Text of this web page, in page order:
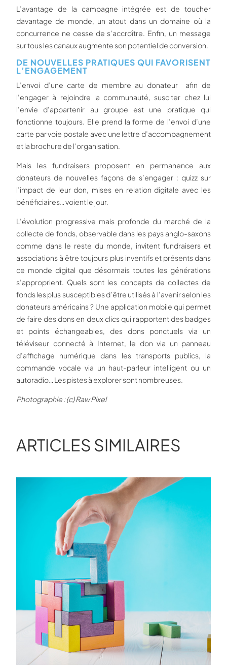
L’avantage de la campagne intégrée est de toucher
davantage de monde, un atout dans un domaine où la
concurrence ne cesse de s’accroître. Enfin, un message
sur tous les canaux augmente son potentiel de conversion.
DE NOUVELLES PRATIQUES QUI FAVORISENT
L’ENGAGEMENT
L’envoi d’une carte de membre au donateur afin de
l’engager à rejoindre la communauté, susciter chez lui
l’envie d’appartenir au groupe est une pratique qui
fonctionne toujours. Elle prend la forme de l’envoi d’une
carte par voie postale avec une lettre d’accompagnement
et la brochure de l’organisation.
Mais les fundraisers proposent en permanence aux
donateurs de nouvelles façons de s’engager : quizz sur
l’impact de leur don, mises en relation digitale avec les
bénéficiaires… voient le jour.
L’évolution progressive mais profonde du marché de la
collecte de fonds, observable dans les pays anglo-saxons
comme dans le reste du monde, invitent fundraisers et
associations à être toujours plus inventifs et présents dans
ce monde digital que désormais toutes les générations
s’approprient. Quels sont les concepts de collectes de
fonds les plus susceptibles d’être utilisés à l’avenir selon les
donateurs américains ? Une application mobile qui permet
de faire des dons en deux clics qui rapportent des badges
et points échangeables, des dons ponctuels via un
téléviseur connecté à Internet, le don via un panneau
d’affichage numérique dans les transports publics, la
commande vocale via un haut-parleur intelligent ou un
autoradio… Les pistes à explorer sont nombreuses.
Photographie : (c) Raw Pixel
ARTICLES SIMILAIRES